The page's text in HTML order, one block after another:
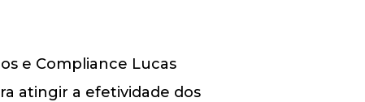
e Compliance Lucas
atingir a efetividade dos